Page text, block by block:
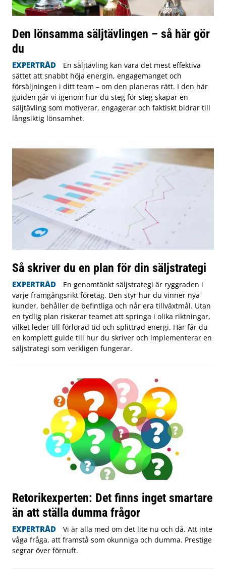
Den lönsamma säljtävlingen – så här gör
du
EXPERTRÅD
En säljtävling kan vara det mest effektiva
sättet att snabbt höja energin, engagemanget och
försäljningen i ditt team – om den planeras rätt. I den här
guiden går vi igenom hur du steg för steg skapar en
säljtävling som motiverar, engagerar och faktiskt bidrar till
långsiktig lönsamhet.
Så skriver du en plan för din säljstrategi
EXPERTRÅD
En genomtänkt säljstrategi är ryggraden i
varje framgångsrikt företag. Den styr hur du vinner nya
kunder, behåller de befintliga och når era tillväxtmål. Utan
en tydlig plan riskerar teamet att springa i olika riktningar,
vilket leder till förlorad tid och splittrad energi. Här får du
en komplett guide till hur du skriver och implementerar en
säljstrategi som verkligen fungerar.
Retorikexperten: Det finns inget smartare
än att ställa dumma frågor
EXPERTRÅD
Vi är alla med om det lite nu och då. Att inte
våga fråga, att framstå som okunniga och dumma. Prestige
segrar över förnuft.